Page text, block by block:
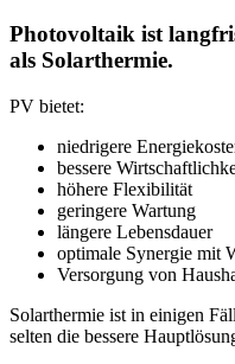
Photovoltaik ist
als Solarthermie.
PV bietet:
niedrigere
bessere
höhere Flexibilität
geringere Wartung
längere Lebensdauer
optimale Synergie mit
Versorgung von
Solarthermie ist in einigen
selten die bessere